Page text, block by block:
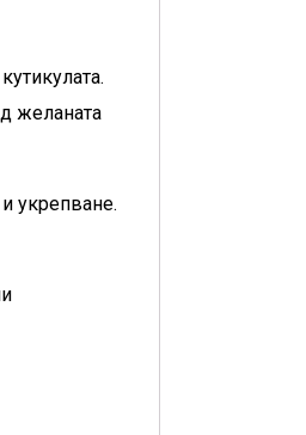
желаната
укрепване.